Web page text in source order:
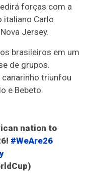
forças com a
italiano Carlo
Jersey.
brasileiros em um
de grupos.
canarinho triunfou
e Bebeto.
nation to
#WeAre26